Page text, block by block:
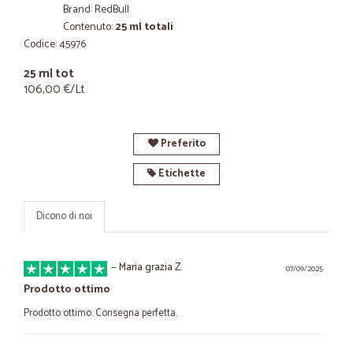
Brand: RedBull
Contenuto:25 ml totali
Codice: 45976
25 ml tot
106,00 €/Lt
Preferito
Etichette
Dicono di noi
07/09/2025
—Maria grazia Z.
Prodotto ottimo
Prodotto ottimo. Consegna perfetta.